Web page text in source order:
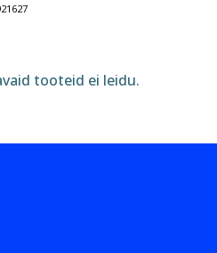
tooteid ei leidu.